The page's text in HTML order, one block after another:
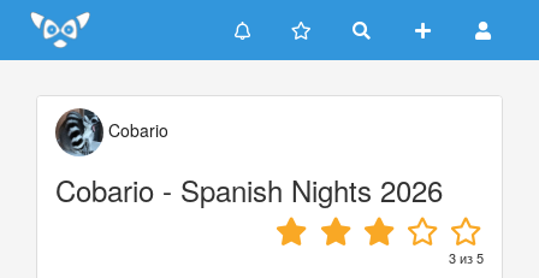
Update cookies preferences
Cobario
Cobario - Spanish Nights 2026
3из5